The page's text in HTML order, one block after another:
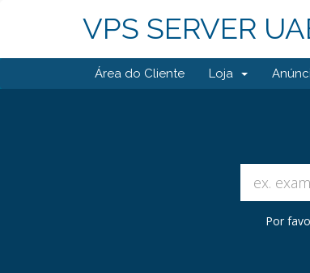
VPS SERVER
Área do Cliente Loja
Por